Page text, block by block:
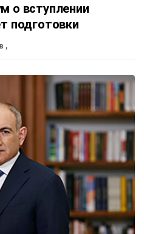
о вступлении
подготовки
,